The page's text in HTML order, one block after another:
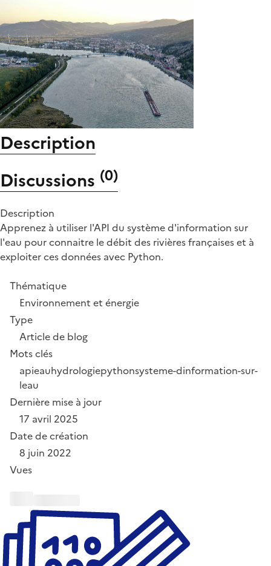
Description
Discussions (0)
Description
Apprenez à utiliser l'API du système d'information sur
l'eau pour connaitre le débit des rivières françaises et à
exploiter ces données avec Python.
Thématique
Environnement et énergie
Type
Article de blog
Mots clés
apieauhydrologiepythonsysteme-dinformation-sur-
leau
Dernière mise à jour
17 avril 2025
Date de création
8 juin 2022
Vues